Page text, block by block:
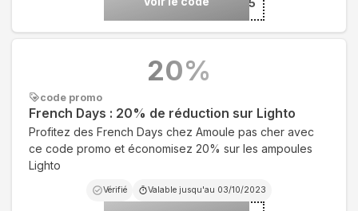
code promo
French Days : 20% de réduction sur Lighto
Profitez des French Days chez Amoule pas cher avec
ce code promo et économisez 20% sur les ampoules
Lighto
Vérifié Valable jusqu'au 03/10/2023
20%